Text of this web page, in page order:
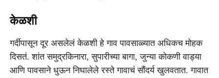
केळशी
गर्दीपासून दूर असलेलं केळशी हे गाव पावसाळ्यात अधिकच मोहक
दिसतं. शांत समुद्रकिनारा, सुपारीच्या बागा, जुन्या कोकणी वाड्या
आणि पावसाने धुऊन निघालेले रस्ते गावाचं सौंदर्य खुलवतात. गावात